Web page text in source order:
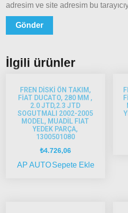
1995-
2013
1997-
Albea
Albea
2002-
2005
Model
adresim ve site adresim bu
İlgili ürünler
FREN DİSKİ ÖN TAKIM,
FİAT DUCATO, 280 MM ,
2.0 JTD,2.3 JTD
SOGUTMALI 2002-2005
MODEL, MUADİL FIAT
YEDEK PARÇA,
1300501080
₺4.726,06
AP AUTOSepete Ekle